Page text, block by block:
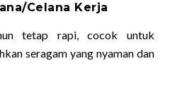
Celana Kerja
tetap rapi, cocok untuk
seragam yang nyaman dan